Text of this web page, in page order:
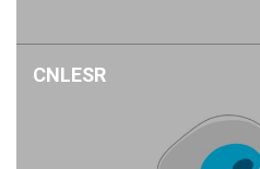
CNLESR